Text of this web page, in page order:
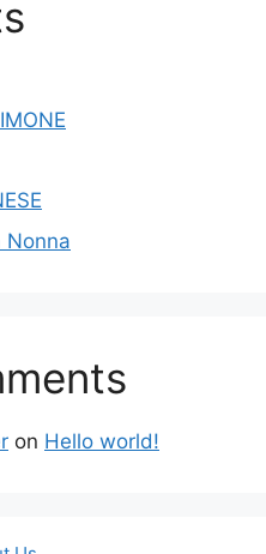
Nonna
on Hello world!